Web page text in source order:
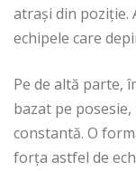
atrași din poziție.
echipele care
Pe de altă parte,
bazat pe
constantă. O
forța astfel de